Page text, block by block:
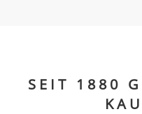
SEIT 1880